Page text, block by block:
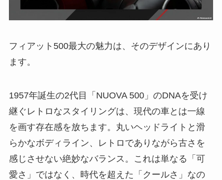
フィアット500最大の魅力は、そのデザインにあり
ます。
1957年誕生の2代目「NUOVA 500」のDNAを受け
継ぐレトロなスタイリングは、現代の車とは一線
を画す存在感を放ちます。丸いヘッドライトと滑
らかなボディライン、レトロでありながら古さを
感じさせない絶妙なバランス。これは単なる「可
愛さ」ではなく、時代を超えた「クールさ」なの